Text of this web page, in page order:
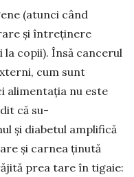
(atunci când
și întreținere
co­pii). Însă cancerul
cum sunt
alimentația nu este
că su­
și diabe­tul ampli­fică
și carnea ținută
prea tare în tigaie: